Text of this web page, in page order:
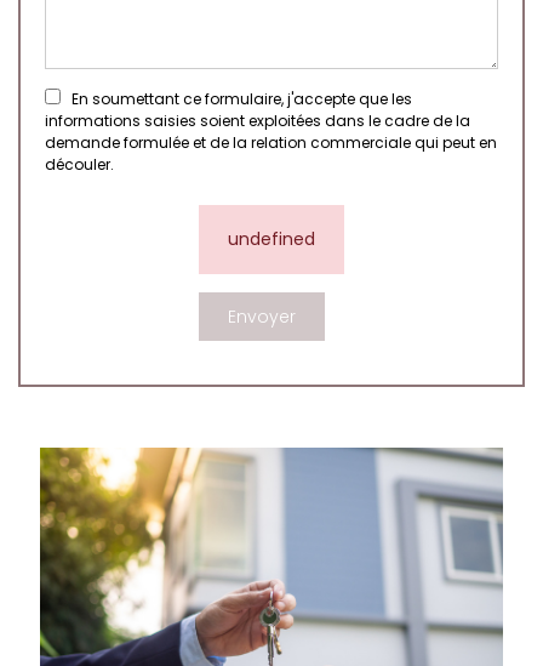
En soumettant ce formulaire, j'accepte que les
informations saisies soient exploitées dans le cadre de la
demande formulée et de la relation commerciale qui peut en
découler.
undefined